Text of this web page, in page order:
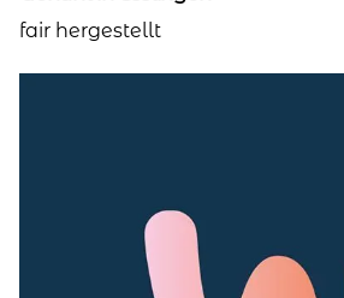
fair hergestellt